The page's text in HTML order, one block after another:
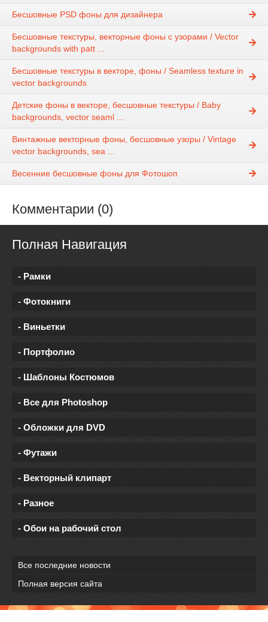
Бесшовные PSD фоны для дизайнера
Бесшовные текстуры, векторные фоны с узорами / Vector
backgrounds with patt ...
Бесшовные текстуры в векторе, фоны / Seamless texture in
vector backgrounds
Детские фоны в векторе, бесшовные текстуры / Baby
backgrounds, vector seaml ...
Винтажные векторные фоны, бесшовные узоры / Vintage
vector backgrounds, sea ...
Весенние бесшовные фоны для Фотошоп
Комментарии (0)
Полная Навигация
- Рамки
- Фотокниги
- Виньетки
- Портфолио
- Шаблоны Костюмов
- Все для Photoshop
- Обложки для DVD
- Футажи
- Векторный клипарт
- Разное
- Обои на рабочий стол
Все последние новости
Полная версия сайта